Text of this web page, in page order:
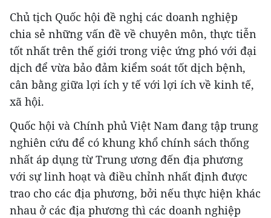
Chủ tịch Quốc hội đề nghị các doanh nghiệp
chia sẻ những vấn đề về chuyên môn, thực tiễn
tốt nhất trên thế giới trong việc ứng phó với đại
dịch để vừa bảo đảm kiểm soát tốt dịch bệnh,
cân bằng giữa lợi ích y tế với lợi ích về kinh tế,
xã hội.
Quốc hội và Chính phủ Việt Nam đang tập trung
nghiên cứu để có khung khổ chính sách thống
nhất áp dụng từ Trung ương đến địa phương
với sự linh hoạt và điều chỉnh nhất định được
trao cho các địa phương, bởi nếu thực hiện khác
nhau ở các địa phương thì các doanh nghiệp